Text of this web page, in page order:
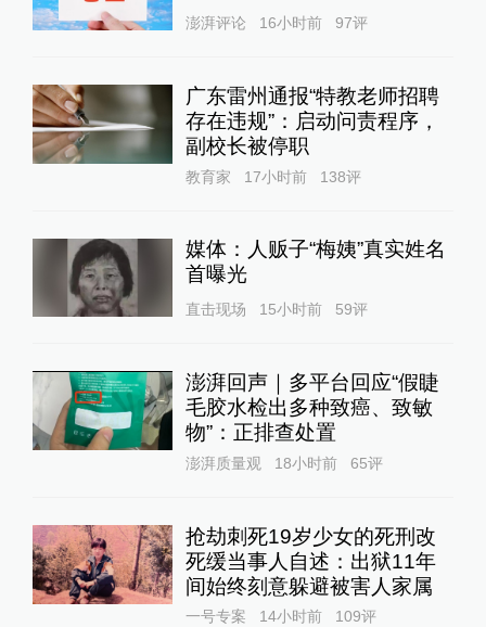
澎湃评论 16小时前 97评
广东雷州通报“特教老师招聘
存在违规”：启动问责程序，
副校长被停职
教育家 17小时前 138评
媒体：人贩子“梅姨”真实姓名
首曝光
直击现场 15小时前 59评
澎湃回声｜多平台回应“假睫
毛胶水检出多种致癌、致敏
物”：正排查处置
澎湃质量观 18小时前 65评
抢劫刺死19岁少女的死刑改
死缓当事人自述：出狱11年
间始终刻意躲避被害人家属
一号专案 14小时前 109评